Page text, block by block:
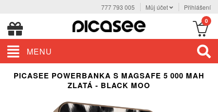
777 793 005 Můj účet Přihlášení
0
MENU
PICASEE POWERBANKA S MAGSAFE 5 000 MAH
ZLATÁ - BLACK MOO